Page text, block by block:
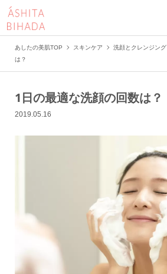
あしたの美肌TOP スキンケア 洗顔とクレンジング
は？
1日の最適な洗顔の回数は？
2019.05.16